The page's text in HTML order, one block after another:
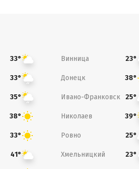
33° Винница 23°
33° Донецк 38°
35° Ивано-Франковск 25°
38° Николаев 39°
33° Ровно 25°
41° Хмельницкий 23°